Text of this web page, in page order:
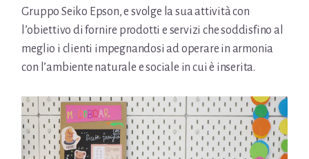
Gruppo Seiko Epson,e svolge la sua attività con
l’obiettivo di fornire prodotti e servizi che soddisfino al
meglio i clienti impegnandosi ad operare in armonia
con l’ambiente naturale e sociale in cui è inserita.